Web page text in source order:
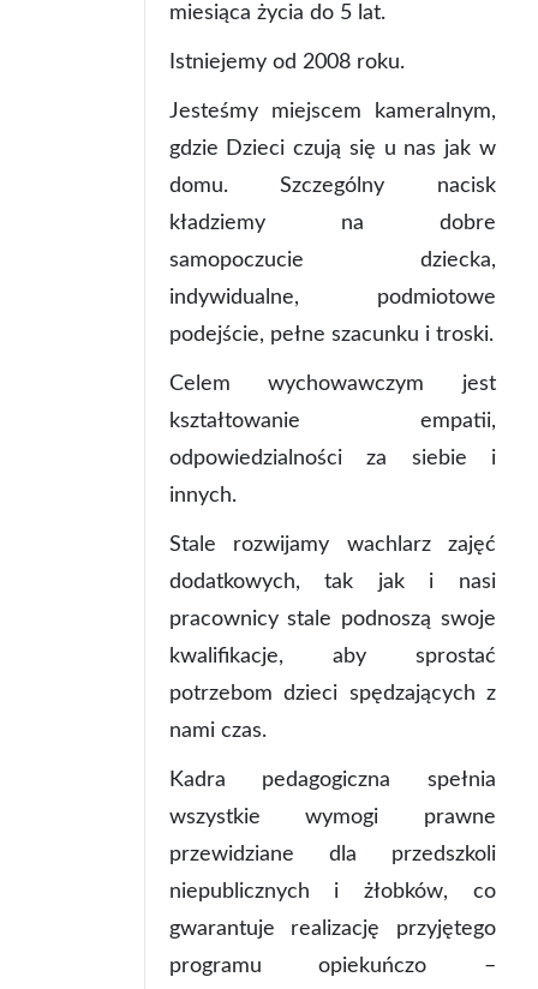
miesiąca życia do 5 lat.
Istniejemy od 2008 roku.
Jesteśmy miejscem kameralnym,
gdzie Dzieci czują się u nas jak w
domu. Szczególny nacisk
kładziemy na dobre
samopoczucie dziecka,
indywidualne, podmiotowe
podejście, pełne szacunku i troski.
Celem wychowawczym jest
kształtowanie empatii,
odpowiedzialności za siebie i
innych.
Stale rozwijamy wachlarz zajęć
dodatkowych, tak jak i nasi
pracownicy stale podnoszą swoje
kwalifikacje, aby sprostać
potrzebom dzieci spędzających z
nami czas.
Kadra pedagogiczna spełnia
wszystkie wymogi prawne
przewidziane dla przedszkoli
niepublicznych i żłobków, co
gwarantuje realizację przyjętego
programu opiekuńczo –